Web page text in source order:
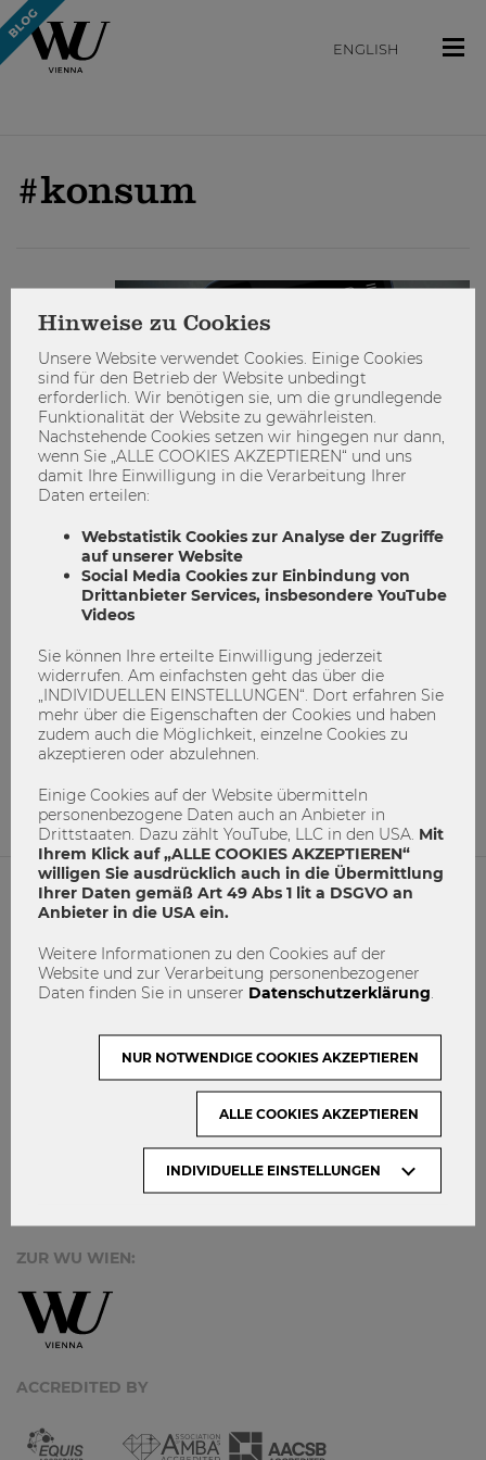
ENGLISH
#konsum
"Unverschämt Gefragt"
Jugendliche Konsum
Nachhaltigkeit
Sustainability Challenge
NETIQUETTE
IMPRESSUM
MACH MIT!
DATENSCHUTZ
ZUR WU WIEN:
ACCREDITED BY
Hinweise zu Cookies
Unsere Website verwendet Cookies. Einige Cookies
sind für den Betrieb der Website unbedingt
erforderlich. Wir benötigen sie, um die grundlegende
Funktionalität der Website zu gewährleisten.
Nachstehende Cookies setzen wir hingegen nur dann,
wenn Sie „ALLE COOKIES AKZEPTIEREN“ und uns
damit Ihre Einwilligung in die Verarbeitung Ihrer
Daten erteilen:
Webstatistik Cookies zur Analyse der Zugriffe
auf unserer Website
Social Media Cookies zur Einbindung von
Drittanbieter Services, insbesondere YouTube
Videos
Sie können Ihre erteilte Einwilligung jederzeit
widerrufen. Am einfachsten geht das über die
„INDIVIDUELLEN EINSTELLUNGEN“. Dort erfahren Sie
mehr über die Eigenschaften der Cookies und haben
zudem auch die Möglichkeit, einzelne Cookies zu
akzeptieren oder abzulehnen.
Einige Cookies auf der Website übermitteln
personenbezogene Daten auch an Anbieter in
Drittstaaten. Dazu zählt YouTube, LLC in den USA. Mit
Ihrem Klick auf „ALLE COOKIES AKZEPTIEREN“
willigen Sie ausdrücklich auch in die Übermittlung
Ihrer Daten gemäß Art 49 Abs 1 lit a DSGVO an
Anbieter in die USA ein.
Weitere Informationen zu den Cookies auf der
Website und zur Verarbeitung personenbezogener
Daten finden Sie in unserer Datenschutzerklärung
INDIVIDUELLE EINSTELLUNGEN
NUR NOTWENDIGE COOKIES AKZEPTIEREN
ALLE COOKIES AKZEPTIEREN